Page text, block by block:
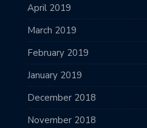
April 2019
March 2019
February 2019
January 2019
December 2018
November 2018